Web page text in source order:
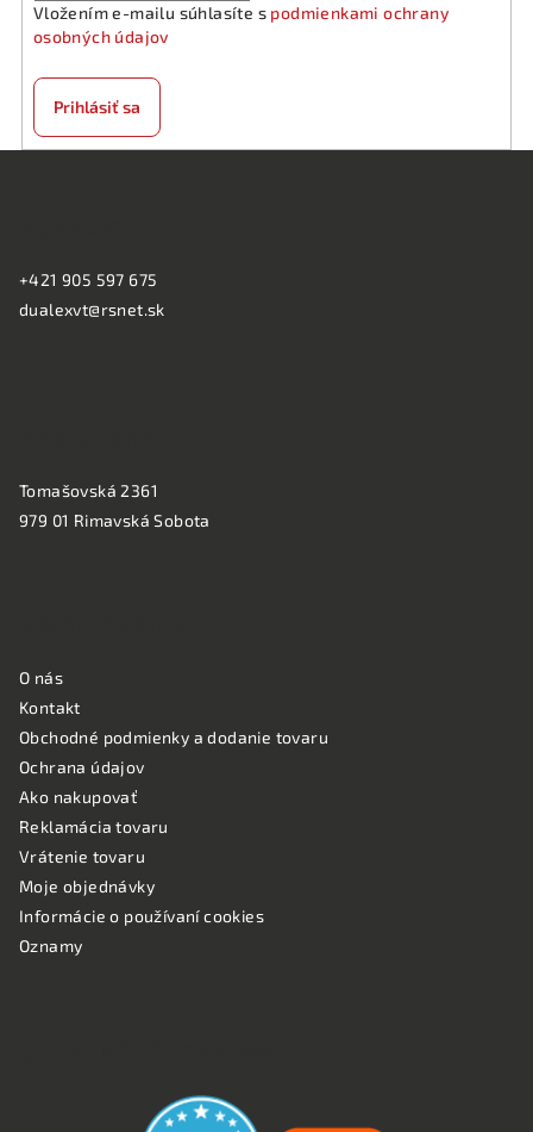
Vložením e-mailu súhlasíte s podmienkami ochrany
osobných údajov
Prihlásiť sa
+421 905 597 675
dualexvt@rsnet.sk
Tomašovská 2361
979 01 Rimavská Sobota
O nás
Kontakt
Obchodné podmienky a dodanie tovaru
Ochrana údajov
Ako nakupovať
Reklamácia tovaru
Vrátenie tovaru
Moje objednávky
Informácie o používaní cookies
Oznamy